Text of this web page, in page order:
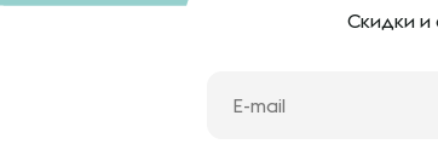
Скидки и